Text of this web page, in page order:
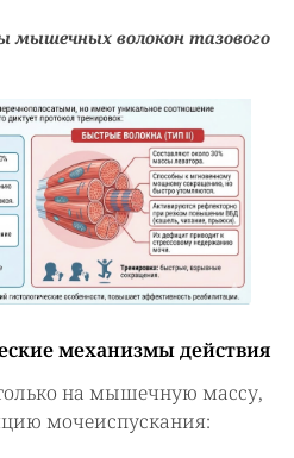
мышечных волокон тазового
механизмы действия
на мышечную массу,
мочеиспускания: